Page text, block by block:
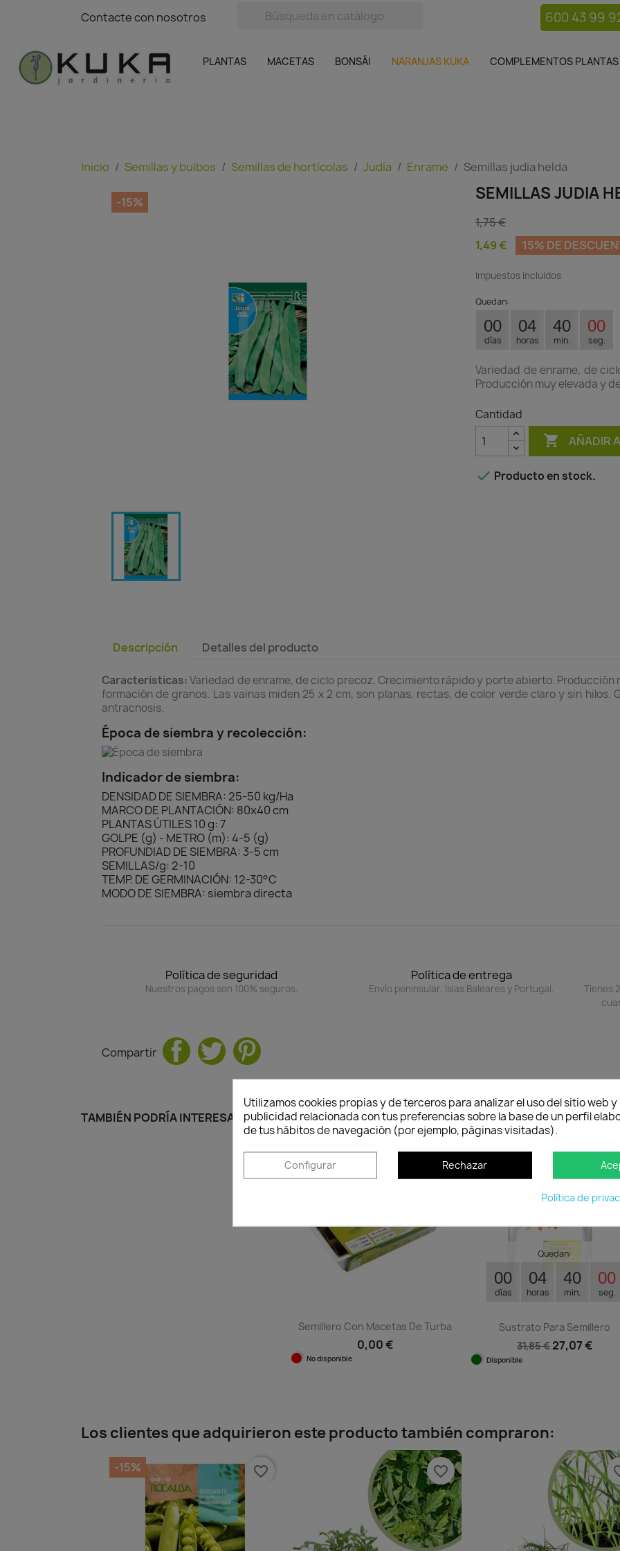
Contacte con nosotros
Contacte con nosotros 600 43 99
PLANTAS MACETAS BONSÁI NARANJAS KUKA COMPLEMENTOS PLANTAS
Complementos plantas
SIN GASTOS DE ENVÍO
Inicio Semillas y bulbos Semillas de hortícolas Judía Enrame Semillas judia helda
-15% SEMILLAS JUDIA
1,75 €
1,49 €
15% DE
Impuestos incluidos
Quedan:
00
días
04
horas
39
min.
59
seg.
Variedad de enrame, de
Producción muy elevada y
Cantidad
 AÑADIR
 Producto en stock.
Descripción Detalles del producto
Caracteristicas:Variedad de enrame, de ciclo precoz. Crecimiento rápido y porte abierto. Producción
formación de granos. Las vainas miden 25 x 2 cm, son planas, rectas, de color verde claro y sin hilos.
antracnosis.
Época de siembra y recolección:
Indicador de siembra:
DENSIDAD DE SIEMBRA: 25-50 kg/Ha
MARCO DE PLANTACIÓN: 80x40 cm
PLANTAS ÚTILES 10 g: 7
GOLPE (g) - METRO (m): 4-5 (g)
PROFUNDIAD DE SIEMBRA: 3-5 cm
SEMILLAS/g: 2-10
TEMP. DE GERMINACIÓN: 12-30°C
MODO DE SIEMBRA: siembra directa
Política de seguridad
Nuestros pagos son 100% seguros.
Política de entrega
Envío peninsular, Islas Baleares y Portugal.
Tienes
Compartir
TAMBIÉN PODRÍA INTERESARLE
Semillero Con Macetas De Turba
0,00 €
No disponible
favorite_border
Quedan:
00
días
04
horas
39
min.
59
seg.
Sustrato Para Semillero
31,85 € 27,07 €
Disponible
-15%
Los clientes que adquirieron este producto también compraron:
-15% favorite_border favorite_border
Utilizamos cookies propias y de terceros para analizar el uso del sitio web
publicidad relacionada con tus preferencias sobre la base de un perfil
de tus hábitos de navegación (por ejemplo, páginas visitadas).
Configurar Rechazar
Política de